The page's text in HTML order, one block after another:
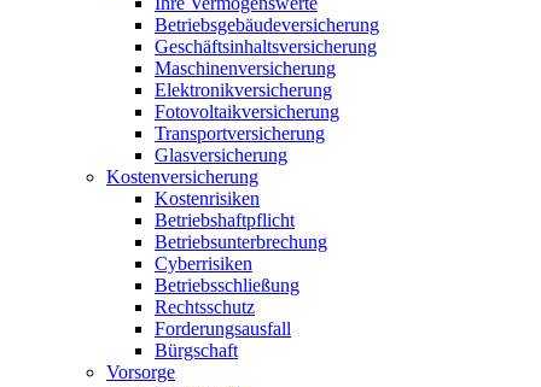
Betriebsgebäudeversicherung
Geschäftsinhaltsversicherung
Maschinenversicherung
Elektronikversicherung
Fotovoltaikversicherung
Transportversicherung
Glasversicherung
Kostenversicherung
Kostenrisiken
Betriebshaftpflicht
Betriebsunterbrechung
Cyberrisiken
Betriebsschließung
Rechtsschutz
Forderungsausfall
Bürgschaft
Vorsorge